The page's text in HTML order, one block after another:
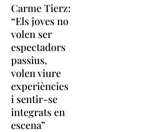
Carme Tierz:
“Els joves no
volen ser
espectadors
passius,
volen viure
experiències
i sentir-se
integrats en
escena”